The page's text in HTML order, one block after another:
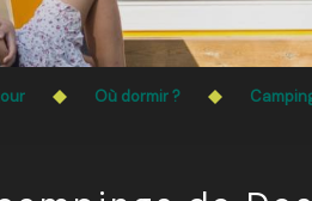
Où dormir ?